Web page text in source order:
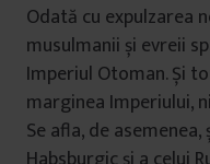
Odată cu expulzarea
musulmanii și evreii
Imperiul Otoman. Și
marginea Imperiului,
Se afla, de